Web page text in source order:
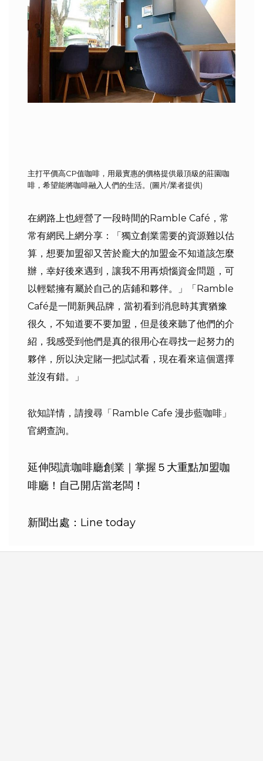
主打平價高CP值咖啡，用最實惠的價格提供最頂級的莊園咖
啡，希望能將咖啡融入人們的生活。(圖片/業者提供)
在網路上也經營了一段時間的Ramble Café，常
常有網民上網分享：「獨立創業需要的資源難以估
算，想要加盟卻又苦於龐大的加盟金不知道該怎麼
辦，幸好後來遇到，讓我不用再煩惱資金問題，可
以輕鬆擁有屬於自己的店鋪和夥伴。」「Ramble
Café是一間新興品牌，當初看到消息時其實猶豫
很久，不知道要不要加盟，但是後來聽了他們的介
紹，我感受到他們是真的很用心在尋找一起努力的
夥伴，所以決定賭一把試試看，現在看來這個選擇
並沒有錯。」
欲知詳情，請搜尋「Ramble Cafe 漫步藍咖啡」
官網查詢。
延伸閱讀:咖啡廳創業｜掌握５大重點加盟咖
啡廳！自己開店當老闆！
新聞出處：Line today